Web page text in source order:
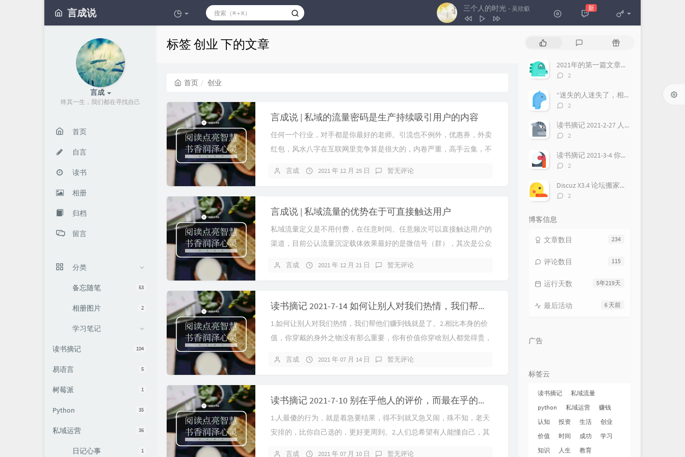
言成说 三个人的时光 - 吴欣叡
雷婷
李志辉
6 秋日私语
姜育恒
新
言成
终其一生，我们都在寻找自己
首页
自言
读书
相册
归档
留言
分类
53
备忘随笔
2
相册图片
学习笔记
104
读书摘记
5
易语言
1
树莓派
35
Python
36
私域运营
1
日记心事
标签 创业 下的文章
首页 创业
言成说 | 私域的流量密码是生产持续吸引用户的内容
任何一个行业，对手都是你最好的老师。引流也不例外，优惠券，外卖
红包，风水八字在互联网里竞争算是很大的，内卷严重，高手云集，不
言成 2021 年 12 月 25 日 暂无评论
言成说 | 私域流量的优势在于可直接触达用户
私域流量定义是不用付费，在任意时间、任意频次可以直接触达用户的
渠道，目前公认流量沉淀载体效果最好的是微信号（群），其次是公众
言成 2021 年 12 月 21 日 暂无评论
读书摘记 2021-7-14 如何让别人对我们热情，我们帮他们赚到钱就是了。
1.如何让别人对我们热情，我们帮他们赚到钱就是了。2.相比本身的价
值，你穿戴的身外之物没有那么重要，你有价值你穿啥别人都觉得贵，
言成 2021 年 07 月 14 日 暂无评论
读书摘记 2021-7-10 别在乎他人的评价，而最在乎的是自己如何评价自己
1.人最傻的行为，就是着急要结果，得不到就又急又闹，殊不知，老天
安排的，比你自己选的，更好更周到。2.人们总希望有人能懂自己，其
言成 2021 年 07 月 10 日 暂无评论
章
评
随
文2021年的第一篇文章（为什么要建立本博客？）
评
数：
2
“迷失的人迷失了，相逢的人会再相逢”，这句话，至少有三层含义
评
数：
2
读书摘记 2021-2-27 人生每一次进阶，都需要更换操作系统，最好把过去都遗忘！
评
数：
2
读书摘记 2021-3-4 你最终会成为你想要的样子，如果你真的非常想，虽然听起来有点违心，但是强大的愿望确实非常重要！
评
数：
2
Discuz X3.4 论坛搬家换域名 整站迁移过程
评
2
博客信息
234
文章数目
115
评论数目
5年219天
运行天数
6 天前
最后活动
广告
标签云
读书摘记
私域流量
python
私域运营
赚钱
认知
投资 生活
创业
价值
时间 成功
学习
知识
人生 教育